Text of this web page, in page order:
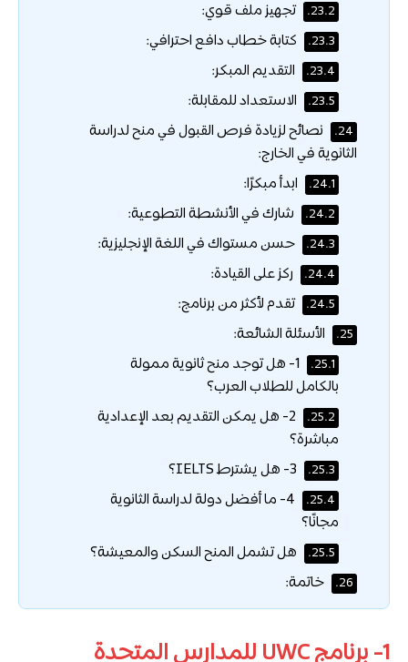
23.2. تجهيز ملف قوي:
23.3. كتابة خطاب دافع احترافي:
23.4. التقديم المبكر:
23.5. الاستعداد للمقابلة:
24.
نصائح لزيادة فرص القبول في منح لدراسة
الثانوية في الخارج:
24.1. ابدأ مبكرًا:
24.2. شارك في الأنشطة التطوعية:
24.3. حسن مستواك في اللغة الإنجليزية:
24.4. ركز على القيادة:
24.5. تقدم لأكثر من برنامج:
25. الأسئلة الشائعة:
25.1.
1- هل توجد منح ثانوية ممولة
بالكامل للطلاب العرب؟
25.2.
2- هل يمكن التقديم بعد الإعدادية
مباشرة؟
25.3.
25.4.
4- ما أفضل دولة لدراسة الثانوية
مجانًا؟
25.5. هل تشمل المنح السكن والمعيشة؟
26. خاتمة:
1- برنامج UWC للمدارس المتحدة